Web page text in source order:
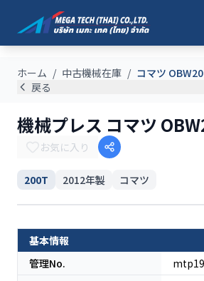
ホーム / 中古機械在庫 / コマツ
戻る
機械プレス コマツ
お気に入り
200T 2012年製 コマツ
基本情報
管理No.